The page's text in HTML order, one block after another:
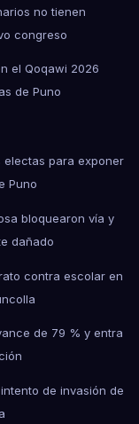
no tienen
congreso
el Qoqawi 2026
de Puno
para exponer
Puno
bloquearon vía y
dañado
contra escolar en
de 79 % y entra
de invasión de